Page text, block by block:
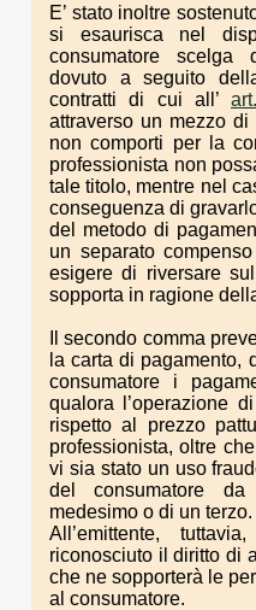
E’ stato inoltre
si esaurisca nel
consumatore
dovuto a seguito
contratti di cui all’
attraverso un mezzo
non comporti per la
professionista non
tale titolo, mentre nel
conseguenza di
del metodo di
un separato
esigere di riversare
sopporta in ragione
Il secondo comma
la carta di pagamento,
consumatore i
qualora l’operazione
rispetto al prezzo
professionista, oltre
vi sia stato un uso
del consumatore da
medesimo o di un terzo.
All’emittente,
riconosciuto il diritto di
che ne sopporterà le
al consumatore.